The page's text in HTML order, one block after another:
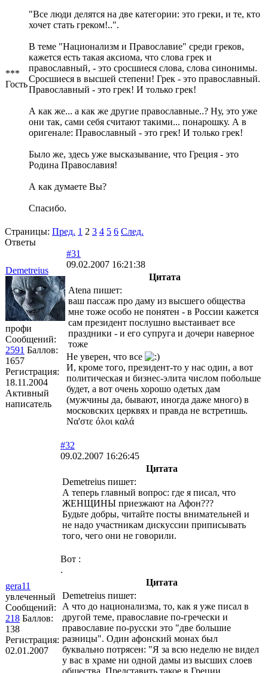
***
Гость
"Все люди делятся на две категории: это греки, и те, кто
хочет стать греком!..".
В теме "Национализм и Православие" среди греков,
кажется есть такая аксиома, что слова грек и
православный, - это сросшиеся слова, слова синонимы.
Сросшиеся в высшей степени! Грек - это православный.
Православный - это грек! И только грек!
А как же... а как же другие православные..? Ну, это уже
они так, сами себя считают такими... понарошку. А в
оригенале: Православный - это грек! И только грек!
Было же, здесь уже высказывание, что Греция - это
Родина Православия!
А как думаете Вы?
Спасибо.
Страницы: Пред. 1 2 3 4 5 6 След.
Ответы
Demetreius
профи
Сообщений:
2591 Баллов:
1657
Регистрация:
18.11.2004
Активный
написатель
#31
09.02.2007 16:21:38
Цитата
Atena пишет:
ваш пассаж про даму из высшего общества
мне тоже особо не понятен - в России кажется
сам президент послушно выстаивает все
праздники - и его супруга и дочери наверное
тоже
Не уверен, что все
И, кроме того, президент-то у нас один, а вот
политическая и бизнес-элита числом побольше
будет, а вот очень хорошо одетых дам
(мужчины да, бывают, иногда даже много) в
московских церквях и правда не встретишь.
Να'στε όλοι καλά
gera11
увлеченный
Сообщений:
218 Баллов:
138
Регистрация:
02.01.2007
#32
09.02.2007 16:26:45
Цитата
Demetreius пишет:
А теперь главный вопрос: где я писал, что
ЖЕНЩИНЫ приезжают на Афон???
Будьте добры, читайте посты внимательней и
не надо участникам дискуссии приписывать
того, чего они не говорили.
Вот :
.
Цитата
Demetreius пишет:
А что до национализма, то, как я уже писал в
другой теме, православие по-гречески и
православие по-русски это "две большие
разницы". Один афонский монах был
буквально потрясен: "Я за всю неделю не видел
у вас в храме ни одной дамы из высших слоев
общества. Представить такое в Греции